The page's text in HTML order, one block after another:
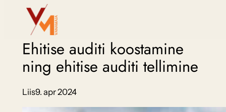
Ehitise auditi koostamine
ning ehitise auditi tellimine
Liis9. apr 2024